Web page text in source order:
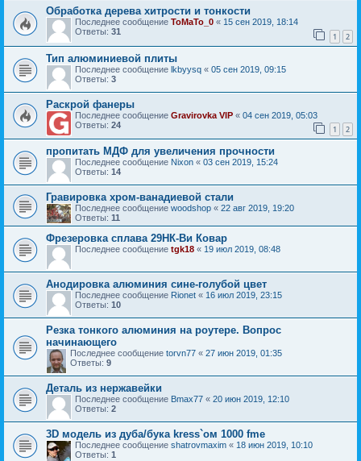
Обработка дерева хитрости и тонкости
Последнее сообщение ToMaTo_0 « 15 сен 2019, 18:14
Ответы: 31 1 2
Тип алюминиевой плиты
Последнее сообщение lkbyysq « 05 сен 2019, 09:15
Ответы: 3
Раскрой фанеры
Последнее сообщение Gravirovka VIP « 04 сен 2019, 05:03
Ответы: 24 1 2
пропитать МДФ для увеличения прочности
Последнее сообщение Nixon « 03 сен 2019, 15:24
Ответы: 14
Гравировка хром-ванадиевой стали
Последнее сообщение woodshop « 22 авг 2019, 19:20
Ответы: 11
Фрезеровка сплава 29НК-Ви Ковар
Последнее сообщение tgk18 « 19 июл 2019, 08:48
Анодировка алюминия сине-голубой цвет
Последнее сообщение Rionet « 16 июл 2019, 23:15
Ответы: 10
Резка тонкого алюминия на роутере. Вопрос
начинающего
Последнее сообщение torvn77 « 27 июн 2019, 01:35
Ответы: 9
Деталь из нержавейки
Последнее сообщение Bmax77 « 20 июн 2019, 12:10
Ответы: 2
3D модель из дуба/бука kress`ом 1000 fme
Последнее сообщение shatrovmaxim « 18 июн 2019, 10:10
Ответы: 1